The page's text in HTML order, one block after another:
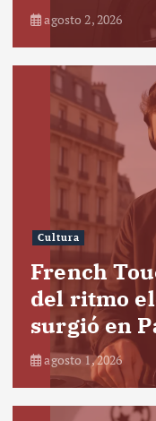
agosto 2, 2026
Cultura
French
del ritmo
surgió en
agosto 1, 2026